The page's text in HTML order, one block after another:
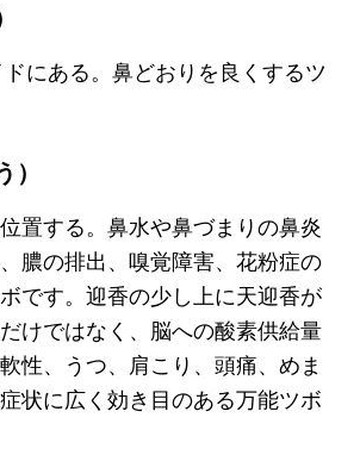
にある。鼻どおりを良くするツ
置する。鼻水や鼻づまりの鼻炎
膿の排出、嗅覚障害、花粉症の
です。迎香の少し上に天迎香が
けではなく、脳への酸素供給量
性、うつ、肩こり、頭痛、めま
状に広く効き目のある万能ツボ